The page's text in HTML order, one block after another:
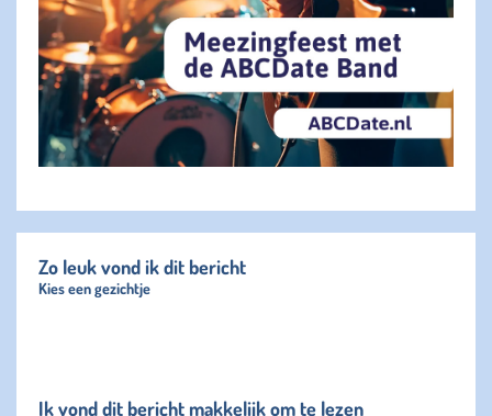
Zo leuk vond ik dit bericht
Kies een gezichtje
Ik vond dit bericht makkelijk om te lezen